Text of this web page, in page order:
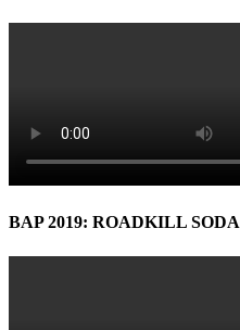
BAP 2019: ROADKILL SODA